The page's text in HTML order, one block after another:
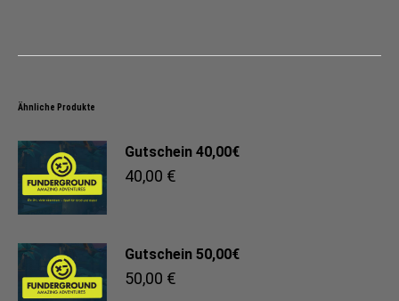
Ähnliche Produkte
Gutschein 40,00€
40,00 €
Gutschein 50,00€
50,00 €